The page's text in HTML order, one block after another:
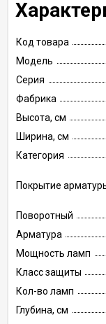
Код товара
Модель
Серия
Фабрика
Высота, см
Ширина, см
Категория
Покрытие
Поворотный
Арматура
Мощность ламп
Класс защиты
Кол-во ламп
Глубина, см